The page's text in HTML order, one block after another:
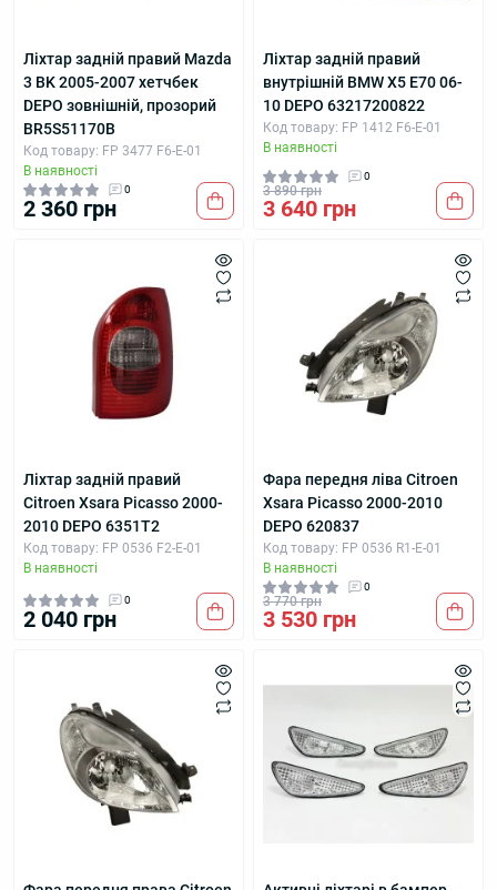
Ліхтар задній правий Mazda
3 BK 2005-2007 хетчбек
DEPO зовнішній, прозорий
BR5S51170B
Код товару: FP 3477 F6-E-01
В наявності
0
2 360 грн
Ліхтар задній правий
внутрішній BMW X5 E70 06-
10 DEPO 63217200822
Код товару: FP 1412 F6-E-01
В наявності
0
3 890 грн
3 640 грн
Ліхтар задній правий
Citroen Xsara Picasso 2000-
2010 DEPO 6351T2
Код товару: FP 0536 F2-E-01
В наявності
0
2 040 грн
Фара передня ліва Citroen
Xsara Picasso 2000-2010
DEPO 620837
Код товару: FP 0536 R1-E-01
В наявності
0
3 770 грн
3 530 грн